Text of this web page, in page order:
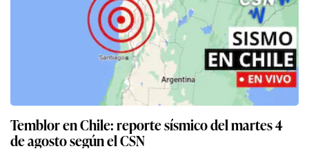
Temblor en Chile: reporte sísmico del martes 4
de agosto según el CSN